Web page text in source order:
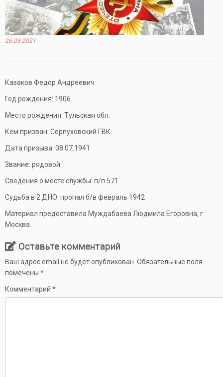
26.03.2021
Казаков Федор Андреевич
Год рождения: 1906
Место рождения: Тульская обл.
Кем призван: Серпуховский ГВК
Дата призыва: 08.07.1941
Звание: рядовой
Сведения о месте службы: п/п 571
Судьба в 2 ДНО: пропал б/в февраль 1942
Материал предоставила Муждабаева Людмила Егоровна, г.
Москва.
Оставьте комментарий
Ваш адрес email не будет опубликован. Обязательные поля
помечены *
Комментарий *